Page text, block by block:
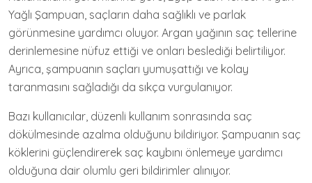
Yağlı Şampuan, saçların daha sağlıklı ve parlak
görünmesine yardımcı oluyor. Argan yağının saç tellerine
derinlemesine nüfuz ettiği ve onları beslediği belirtiliyor.
Ayrıca, şampuanın saçları yumuşattığı ve kolay
taranmasını sağladığı da sıkça vurgulanıyor.
Bazı kullanıcılar, düzenli kullanım sonrasında saç
dökülmesinde azalma olduğunu bildiriyor. Şampuanın saç
köklerini güçlendirerek saç kaybını önlemeye yardımcı
olduğuna dair olumlu geri bildirimler alınıyor.